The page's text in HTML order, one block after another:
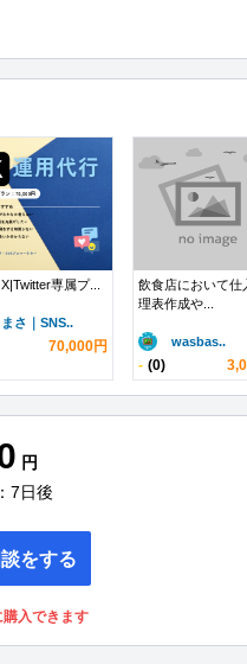
専属プ...
まさ｜SNS..
70,000円
飲食店において仕
理表作成や...
wasbas..
- (0)
円
7日後
をする
購入できます